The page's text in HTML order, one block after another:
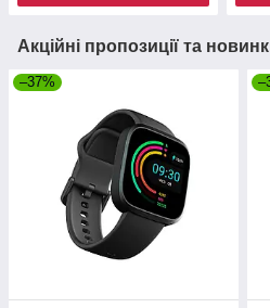
Акційні пропозиції та
–37%